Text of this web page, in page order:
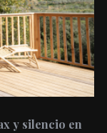
tu hogar con